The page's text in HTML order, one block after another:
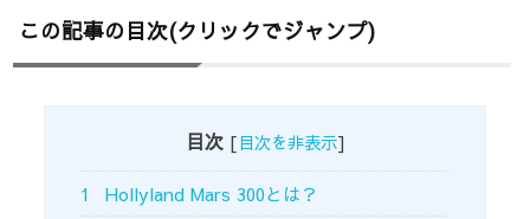
この記事の目次(クリックでジャンプ)
目次 [ 目次を非表示]
1
Hollyland Mars 300とは？